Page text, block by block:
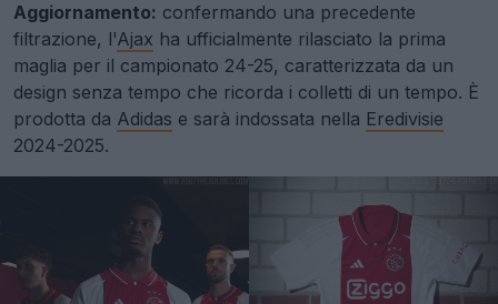
Aggiornamento: confermando una precedente
filtrazione, l'Ajax ha ufficialmente rilasciato la prima
maglia per il campionato 24-25, caratterizzata da un
design senza tempo che ricorda i colletti di un tempo. È
prodotta da Adidas e sarà indossata nella Eredivisie
2024-2025.